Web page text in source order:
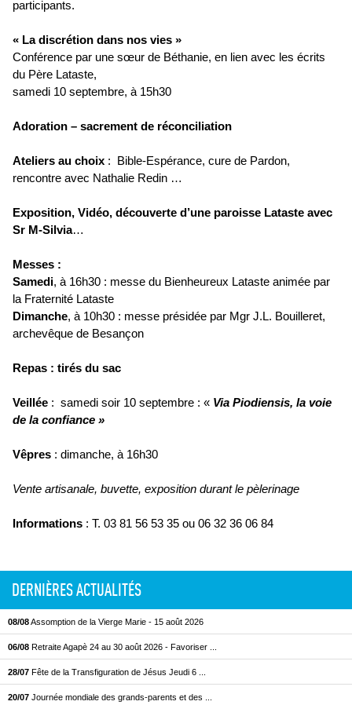
participants.
« La discrétion dans nos vies »
Conférence par une sœur de Béthanie, en lien avec les écrits
du Père Lataste,
samedi 10 septembre, à 15h30
Adoration – sacrement de réconciliation
Ateliers au choix : Bible-Espérance, cure de Pardon,
rencontre avec Nathalie Redin …
Exposition, Vidéo, découverte d’une paroisse Lataste avec
Sr M-Silvia…
Messes :
Samedi, à 16h30 : messe du Bienheureux Lataste animée par
la Fraternité Lataste
Dimanche, à 10h30 : messe présidée par Mgr J.L. Bouilleret,
archevêque de Besançon
Repas : tirés du sac
Veillée : samedi soir 10 septembre : « Via Piodiensis, la voie
de la confiance »
Vêpres : dimanche, à 16h30
Vente artisanale, buvette, exposition durant le pèlerinage
Informations : T. 03 81 56 53 35 ou 06 32 36 06 84
DERNIÈRES ACTUALITÉS
08/08Assomption de la Vierge Marie - 15 août 2026
06/08 Retraite Agapè 24 au 30 août 2026 - Favoriser ...
28/07 Fête de la Transfiguration de Jésus Jeudi 6 ...
20/07 Journée mondiale des grands-parents et des ...